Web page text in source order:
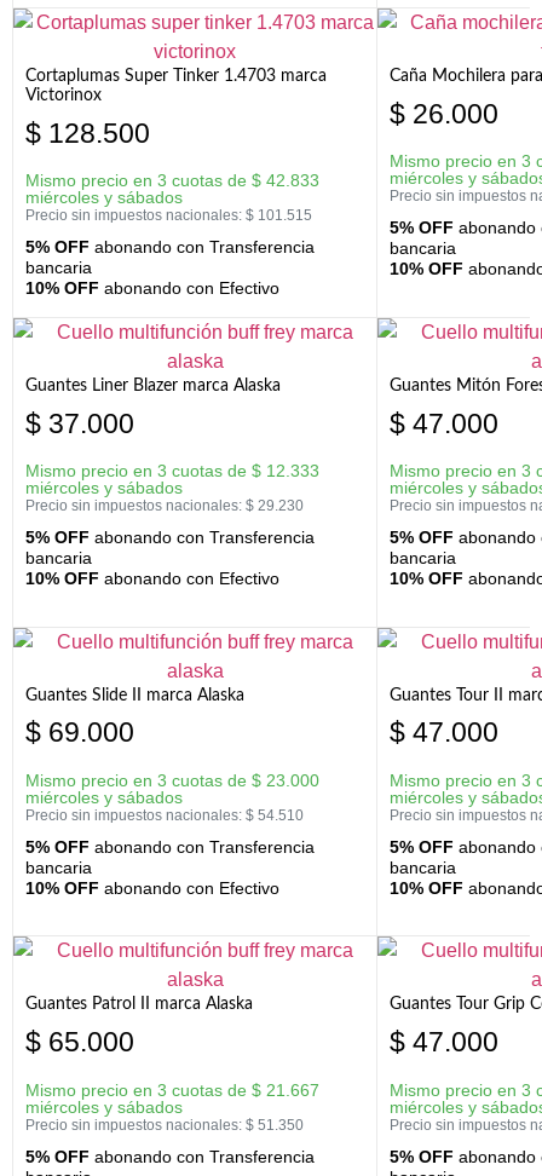
Cortaplumas Super Tinker 1.4703 marca
Victorinox
$ 128.500
Mismo precio en 3 cuotas de $ 42.833
miércoles y sábados
Precio sin impuestos nacionales: $ 101.515
5% OFF abonando con Transferencia
bancaria
10% OFF abonando con Efectivo
Caña Mochilera
$ 26.000
Mismo precio en 3
miércoles y
Precio sin impuestos
5% OFF abonando
bancaria
10% OFF
Guantes Liner Blazer marca Alaska
$ 37.000
Mismo precio en 3 cuotas de $ 12.333
miércoles y sábados
Precio sin impuestos nacionales: $ 29.230
5% OFF abonando con Transferencia
bancaria
10% OFF abonando con Efectivo
Guantes Mitón
$ 47.000
Mismo precio en 3
miércoles y
Precio sin impuestos
5% OFF abonando
bancaria
10% OFF
Guantes Slide II marca Alaska
$ 69.000
Mismo precio en 3 cuotas de $ 23.000
miércoles y sábados
Precio sin impuestos nacionales: $ 54.510
5% OFF abonando con Transferencia
bancaria
10% OFF abonando con Efectivo
Guantes Tour II
$ 47.000
Mismo precio en 3
miércoles y
Precio sin impuestos
5% OFF abonando
bancaria
10% OFF
Guantes Patrol II marca Alaska
$ 65.000
Mismo precio en 3 cuotas de $ 21.667
miércoles y sábados
Precio sin impuestos nacionales: $ 51.350
5% OFF abonando con Transferencia
Guantes Tour Grip
$ 47.000
Mismo precio en 3
miércoles y
Precio sin impuestos
5% OFF abonando